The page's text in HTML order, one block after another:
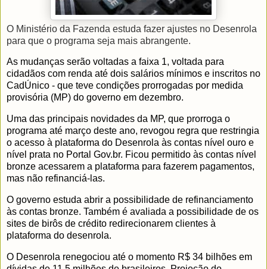
O Ministério da Fazenda estuda fazer ajustes no Desenrola
para que o programa seja mais abrangente.
As mudanças serão voltadas a faixa 1, voltada para
cidadãos com renda até dois salários mínimos e inscritos no
CadÚnico - que teve condições prorrogadas por medida
provisória (MP) do governo em dezembro.
Uma das principais novidades da MP, que prorroga o
programa até março deste ano, revogou regra que restringia
o acesso à plataforma do Desenrola às contas nível ouro e
nível prata no Portal Gov.br. Ficou permitido às contas nível
bronze acessarem a plataforma para fazerem pagamentos,
mas não refinanciá-las.
O governo estuda abrir a possibilidade de refinanciamento
às contas bronze. Também é avaliada a possibilidade de os
sites de birôs de crédito redirecionarem clientes à
plataforma do desenrola.
O Desenrola renegociou até o momento R$ 34 bilhões em